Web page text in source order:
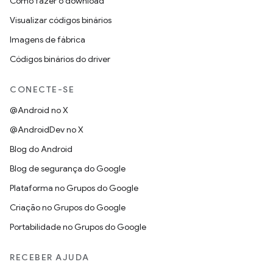
Visualizar códigos binários
Imagens de fábrica
Códigos binários do driver
CONECTE-SE
@Android no X
@AndroidDev no X
Blog do Android
Blog de segurança do Google
Plataforma no Grupos do Google
Criação no Grupos do Google
Portabilidade no Grupos do Google
RECEBER AJUDA